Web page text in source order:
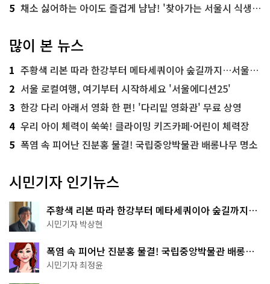
5 채소 싫어하는 아이도 즐겁게 냠냠! '찾아가는 서울시 식생활 교육' 현장
많이 본 뉴스
1 주황색 리본 따라 한강부터 메타세쿼이아 숲길까지…서울둘레길 15코스
2 서울 로컬여행, 여기부터 시작하세요 '서울에디션25'
3 한강 다리 아래서 영화 한 편! '다리밑 영화관' 무료 상영
4 우리 아이 체력이 쑥쑥! 클라이밍 키즈카페·어린이 체력장
5 폭염 속 피어난 진분홍 물결! 국립중앙박물관 배롱나무 명소
시민기자 인기뉴스
주황색 리본 따라 한강부터 메타세쿼이아 숲길까지…
서울둘레길 15코스
시민기자 박상현
폭염 속 피어난 진분홍 물결! 국립중앙박물관 배롱나
무 명소
시민기자 최정윤